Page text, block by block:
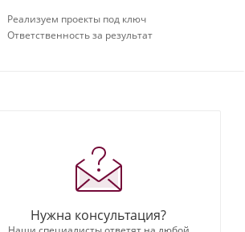
Реализуем проекты под ключ
Ответственность за результат
Нужна консультация?